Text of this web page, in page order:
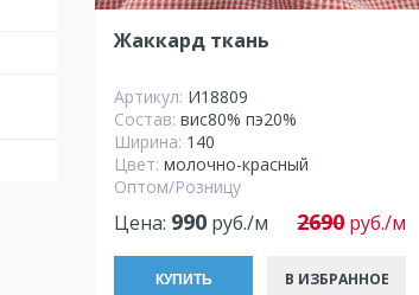
Жаккард ткань
Артикул: И18809
Состав: вис80% пэ20%
Ширина: 140
Цвет: молочно-красный
Оптом/Розницу
Цена: 990 руб./м 2690руб./м
КУПИТЬ В ИЗБРАННОЕ